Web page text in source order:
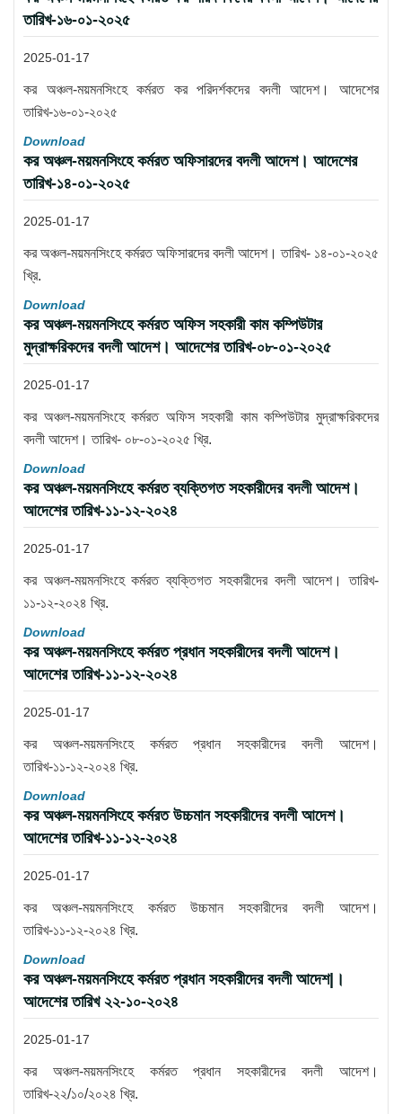
তারিখ-১৬-০১-২০২৫
2025-01-17
কর অঞ্চল-ময়মনসিংহে কর্মরত কর পরিদর্শকদের বদলী আদেশ। আদেশের
তারিখ-১৬-০১-২০২৫
Download
কর অঞ্চল-ময়মনসিংহে কর্মরত অফিসারদের বদলী আদেশ। আদেশের
তারিখ-১৪-০১-২০২৫
2025-01-17
কর অঞ্চল-ময়মনসিংহে কর্মরত অফিসারদের বদলী আদেশ। তারিখ- ১৪-০১-২০২৫
খ্রি.
Download
কর অঞ্চল-ময়মনসিংহে কর্মরত অফিস সহকারী কাম কম্পিউটার
মুদ্রাক্ষরিকদের বদলী আদেশ। আদেশের তারিখ-০৮-০১-২০২৫
2025-01-17
কর অঞ্চল-ময়মনসিংহে কর্মরত অফিস সহকারী কাম কম্পিউটার মুদ্রাক্ষরিকদের
বদলী আদেশ। তারিখ- ০৮-০১-২০২৫ খ্রি.
Download
কর অঞ্চল-ময়মনসিংহে কর্মরত ব্যক্তিগত সহকারীদের বদলী আদেশ।
আদেশের তারিখ-১১-১২-২০২৪
2025-01-17
কর অঞ্চল-ময়মনসিংহে কর্মরত ব্যক্তিগত সহকারীদের বদলী আদেশ। তারিখ-
১১-১২-২০২৪ খ্রি.
Download
কর অঞ্চল-ময়মনসিংহে কর্মরত প্রধান সহকারীদের বদলী আদেশ।
আদেশের তারিখ-১১-১২-২০২৪
2025-01-17
কর অঞ্চল-ময়মনসিংহে কর্মরত প্রধান সহকারীদের বদলী আদেশ।
তারিখ-১১-১২-২০২৪ খ্রি.
Download
কর অঞ্চল-ময়মনসিংহে কর্মরত উচ্চমান সহকারীদের বদলী আদেশ।
আদেশের তারিখ-১১-১২-২০২৪
2025-01-17
কর অঞ্চল-ময়মনসিংহে কর্মরত উচ্চমান সহকারীদের বদলী আদেশ।
তারিখ-১১-১২-২০২৪ খ্রি.
Download
কর অঞ্চল-ময়মনসিংহে কর্মরত প্রধান সহকারীদের বদলী আদেশ|।
আদেশের তারিখ ২২-১০-২০২৪
2025-01-17
কর অঞ্চল-ময়মনসিংহে কর্মরত প্রধান সহকারীদের বদলী আদেশ।
তারিখ-২২/১০/২০২৪ খ্রি.